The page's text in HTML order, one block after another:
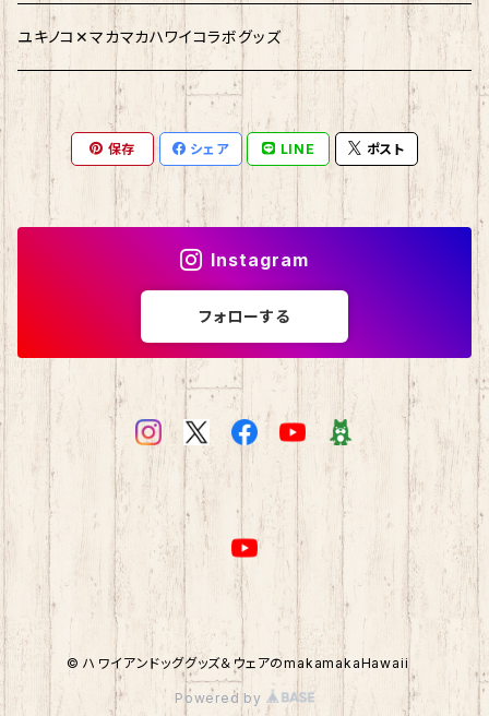
ユキノコ✕マカマカハワイコラボグッズ
保存 シェア LINE ポスト
Instagram
フォローする
© ハワイアンドッググッズ＆ウェアのmakamakaHawaii
Powered by